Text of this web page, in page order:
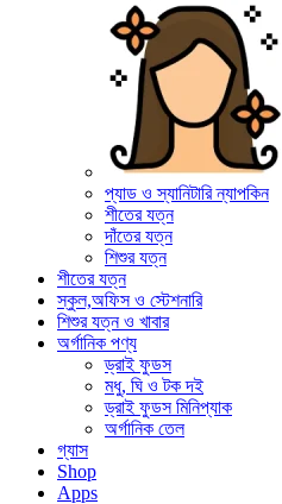
প্যাড ও স্যানিটারি ন্যাপকিন
শীতের যত্ন
দাঁতের যত্ন
শিশুর যত্ন
শীতের যত্ন
স্কুল,অফিস ও স্টেশনারি
শিশুর যত্ন ও খাবার
অর্গানিক পণ্য
ড্রাই ফুডস
মধু, ঘি ও টক দই
ড্রাই ফুডস মিনিপ্যাক
অর্গানিক তেল
গ্যাস
Shop
Apps